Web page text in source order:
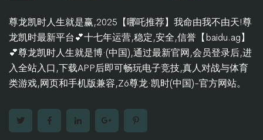
尊龙凯时人生就是赢,2025【哪吒推荐】我命由我不由天!尊
龙凯时最新平台💕十七年运营,稳定,安全,信誉【baidu.ag】
💕尊龙凯时人生就是博·(中国),通过最新官网,会员登录后,进
入全站入口,下载APP后即可畅玩电子竞技,真人对战与体育
类游戏,网页和手机版兼容,Z6尊龙·凯时(中国)-官方网站。